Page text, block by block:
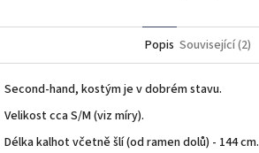
Popis Související (2)
Second-hand, kostým je v dobrém stavu.
Velikost cca S/M (viz míry).
Délka kalhot včetně šlí (od ramen dolů) - 144 cm.